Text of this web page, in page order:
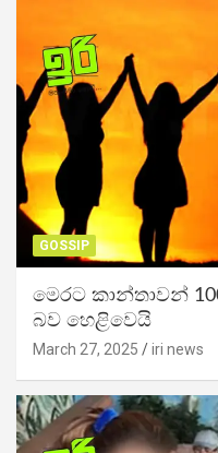
GOSSIP
මෙරට කාන්තාවන්
බව හෙළිවෙයි
March 27, 2025 iri news